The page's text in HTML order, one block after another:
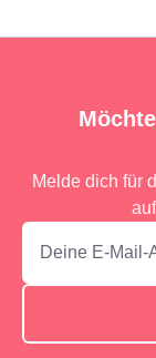
Melde dich für